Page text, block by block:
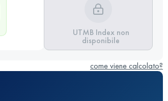
UTMB Index non
disponibile
come viene calcolato?